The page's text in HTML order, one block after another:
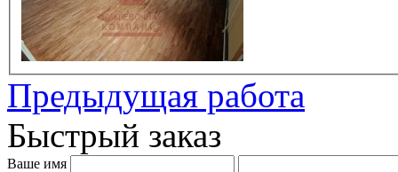
Предыдущая работа
Быстрый заказ
Ваше имя